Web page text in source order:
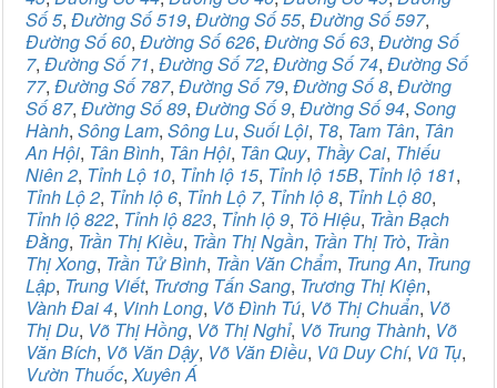
Số 5, Đường Số 519, Đường Số 55, Đường Số 597,
Đường Số 60, Đường Số 626, Đường Số 63, Đường Số
7, Đường Số 71, Đường Số 72, Đường Số 74, Đường Số
77, Đường Số 787, Đường Số 79, Đường Số 8, Đường
Số 87, Đường Số 89, Đường Số 9, Đường Số 94, Song
Hành, Sông Lam, Sông Lu, Suối Lội, T8, Tam Tân, Tân
An Hội, Tân Bình, Tân Hội, Tân Quy, Thầy Cai, Thiếu
Niên 2, Tỉnh Lộ 10, Tỉnh lộ 15, Tỉnh lộ 15B, Tỉnh lộ 181,
Tỉnh Lộ 2, Tỉnh lộ 6, Tỉnh Lộ 7, Tỉnh lộ 8, Tỉnh Lộ 80,
Tỉnh lộ 822, Tỉnh lộ 823, Tỉnh lộ 9, Tô Hiệu, Trần Bạch
Đằng, Trần Thị Kiều, Trần Thị Ngần, Trần Thị Trò, Trần
Thị Xong, Trần Tử Bình, Trần Văn Chẩm, Trung An, Trung
Lập, Trung Viết, Trương Tấn Sang, Trương Thị Kiện,
Vành Đai 4, Vinh Long, Võ Đình Tú, Võ Thị Chuẩn, Võ
Thị Du, Võ Thị Hồng, Võ Thị Nghỉ, Võ Trung Thành, Võ
Văn Bích, Võ Văn Dậy, Võ Văn Điều, Vũ Duy Chí, Vũ Tụ,
Vườn Thuốc,Xuyên Á